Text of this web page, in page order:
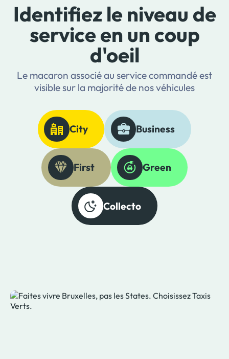
Identifiez le niveau de
service en un coup
d'oeil
Le macaron associé au service commandé est
visible sur la majorité de nos véhicules
City Business
First Green
Collecto